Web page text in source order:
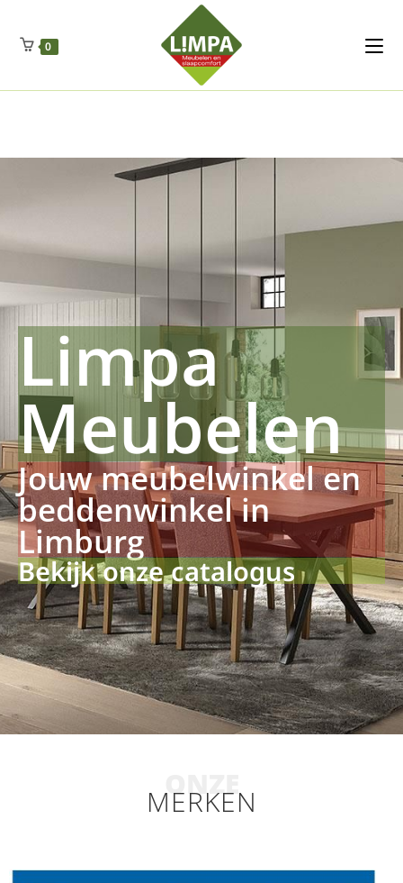
Regenschut
Drueckerpro
Fettsauren Dekemax Kapselmed
Luftkuhlen Zauberfan Netzfenste Insektensc
0
Limpa
Meubelen
Jouw meubelwinkel en
beddenwinkel in
Limburg
Bekijk onze catalogus
ONZE
MERKEN